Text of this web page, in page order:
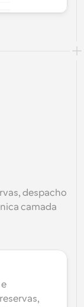
despacho
camada